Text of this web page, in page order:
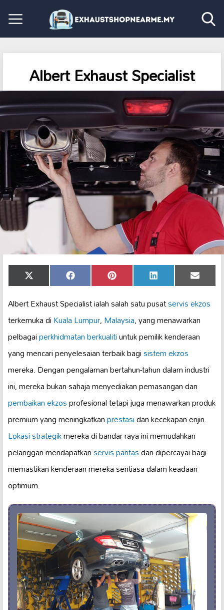
Albert Exhaust Specialist
Share
on
X
(Twitter)
Share
on
Facebook Share
on
Pinterest Share
on
LinkedIn Share
on
Email
Albert Exhaust Specialist ialah salah satu pusatservis ekzos
terkemuka diKuala Lumpur,Malaysia, yang menawarkan
pelbagaiperkhidmatan berkualitiuntuk pemilik kenderaan
yang mencari penyelesaian terbaik bagisistem ekzos
mereka. Dengan pengalaman bertahun-tahun dalam industri
ini, mereka bukan sahaja menyediakan pemasangan dan
pembaikan ekzosprofesional tetapi juga menawarkan produk
premium yang meningkatkanprestasidan kecekapan enjin.
Lokasi strategikmereka di bandar raya ini memudahkan
pelanggan mendapatkanservis pantasdan dipercayai bagi
memastikan kenderaan mereka sentiasa dalam keadaan
optimum.